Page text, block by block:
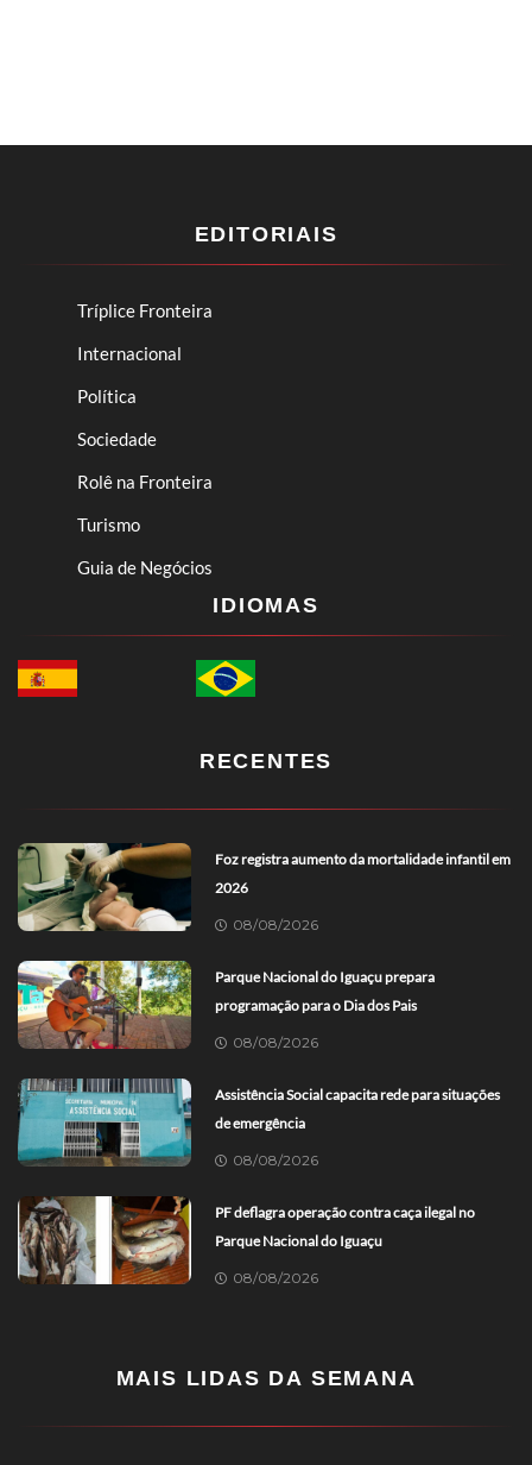
EDITORIAIS
Tríplice Fronteira
Internacional
Política
Sociedade
Rolê na Fronteira
Turismo
Guia de Negócios
IDIOMAS
RECENTES
Foz registra aumento da mortalidade infantil em
2026
08/08/2026
Parque Nacional do Iguaçu prepara
programação para o Dia dos Pais
08/08/2026
Assistência Social capacita rede para situações
de emergência
08/08/2026
PF deflagra operação contra caça ilegal no
Parque Nacional do Iguaçu
08/08/2026
MAIS LIDAS DA SEMANA